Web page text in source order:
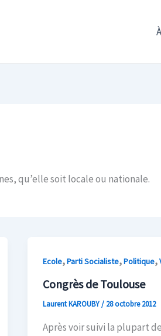
qu’elle soit locale ou nationale.
Ecole,Parti Socialiste,Politique,
Congrès de Toulouse
Laurent KAROUBY/ 28 octobre 2012
Après voir suivi la plupart